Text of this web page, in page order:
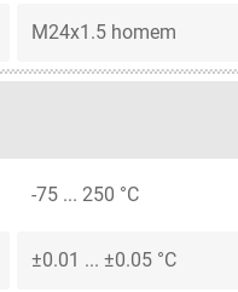
M24x1.5 homem
-75 ... 250 °C
±0.01 ... ±0.05 °C